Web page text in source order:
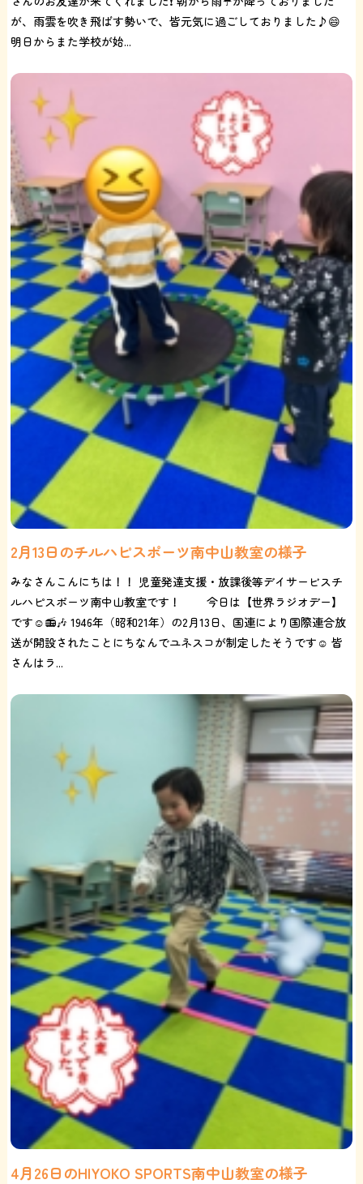
が、雨雲を吹き飛ばす勢いで、皆元気に過ごしておりました♪😄
明日からまた学校が始...
2月13日のチルハピスポーツ南中山教室の様子
みなさんこんにちは！！ 児童発達支援・放課後等デイサービスチ
ルハピスポーツ南中山教室です！ 今日は【世界ラジオデー】
です☺️📻🎶 1946年（昭和21年）の2月13日、国連により国際連合放
送が開設されたことにちなんでユネスコが制定したそうです☺️ 皆
さんはラ...
4月26日のHIYOKO SPORTS南中山教室の様子